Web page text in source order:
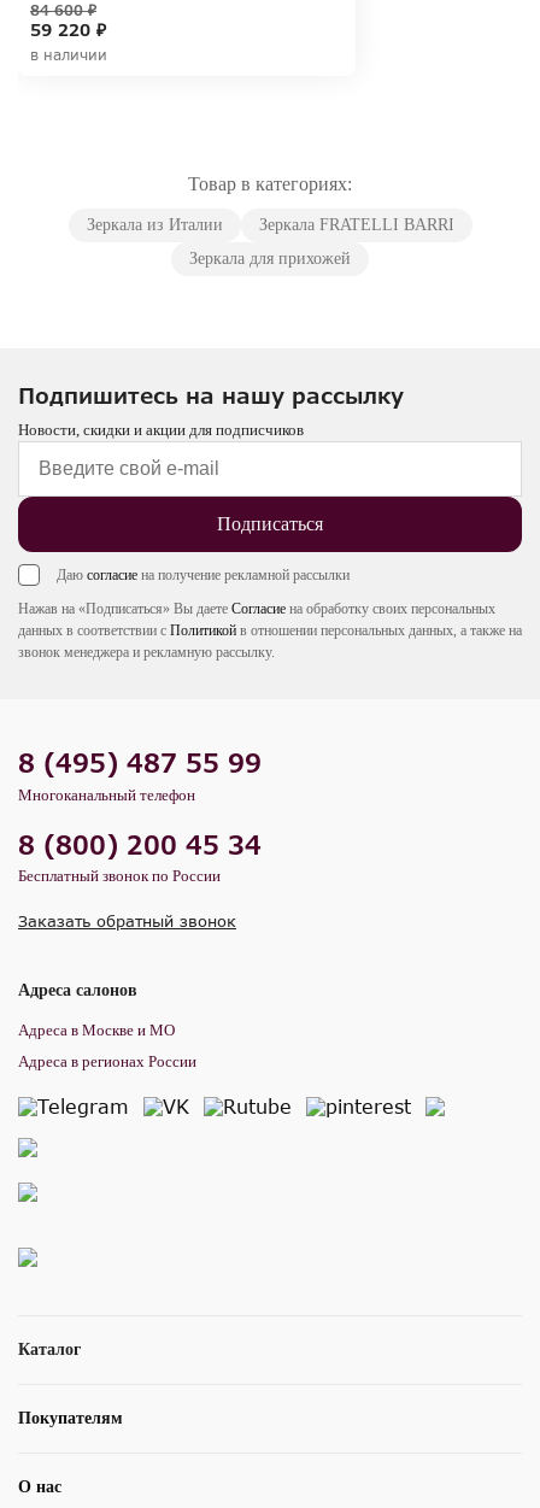
59 220 ₽
84 600 ₽
в наличии
Товар в категориях:
Зеркала из Италии
Зеркала FRATELLI BARRI
Зеркала для прихожей
Подпишитесь на нашу рассылку
Новости, скидки и акции для подписчиков
Подписаться
Даю согласие на получение рекламной рассылки
Нажав на «Подписаться» Вы даете Согласие на обработку своих персональных
данных в соответствии с Политикой в отношении персональных данных, а также на
звонок менеджера и рекламную рассылку.
Каталог
Покупателям
О нас
8 (495) 487 55 99
Многоканальный телефон
8 (800) 200 45 34
Бесплатный звонок по России
Заказать обратный звонок
Адреса салонов
Адреса в Москве и МО
Адреса в регионах России